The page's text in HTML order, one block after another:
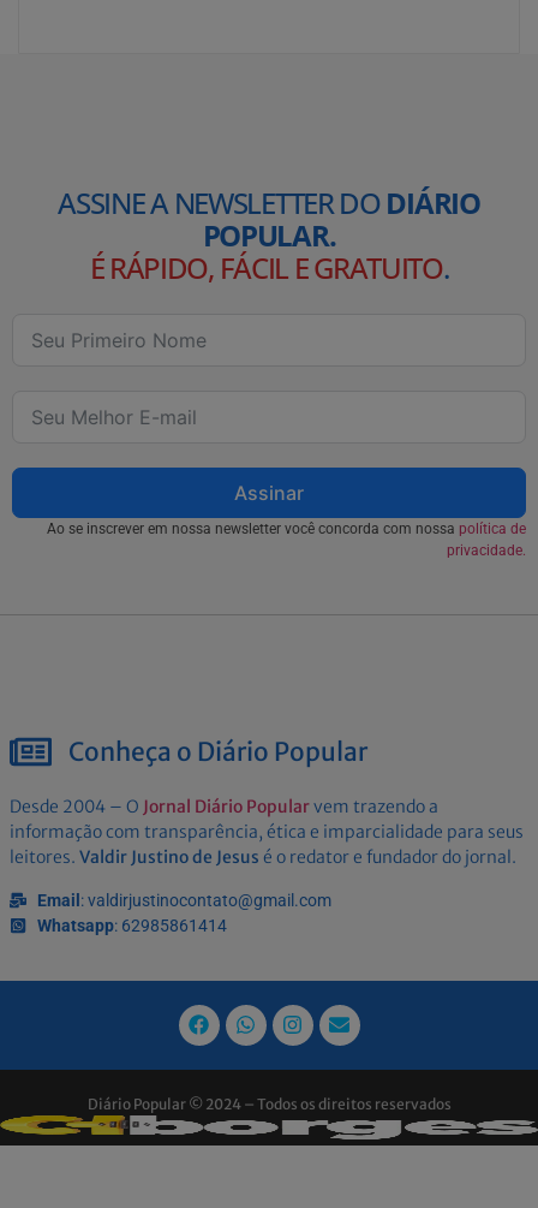
ASSINE A NEWSLETTER DODIÁRIO
POPULAR.
É RÁPIDO, FÁCIL E GRATUITO.
Assinar
Ao se inscrever em nossa newsletter você concorda com nossa política de
privacidade.
Conheça o Diário Popular
Desde 2004 – O Jornal Diário Popularvem trazendo a
informação com transparência, ética e imparcialidade para seus
leitores. Valdir Justino de Jesus é o redator e fundador do jornal.
Email: valdirjustinocontato@gmail.com
Whatsapp: 62985861414
Diário Popular © 2024 – Todos os direitos reservados